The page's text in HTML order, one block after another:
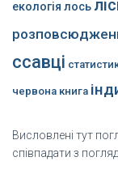
екологія лось
ссавці
червона книга
Висловлені тут
співпадати з